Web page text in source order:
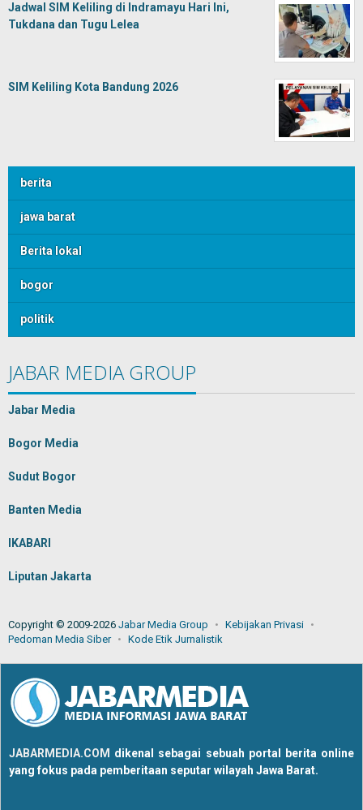
Jadwal SIM Keliling di Indramayu Hari Ini,
Tukdana dan Tugu Lelea
SIM Keliling Kota Bandung 2026
berita
jawa barat
Berita lokal
bogor
politik
JABAR MEDIA GROUP
Jabar Media
Bogor Media
Sudut Bogor
Banten Media
IKABARI
Liputan Jakarta
Copyright © 2009-2026 Jabar Media Group
Kebijakan Privasi
Pedoman Media Siber
Kode Etik Jurnalistik
JABARMEDIA.COM dikenal sebagai sebuah portal berita online
yang fokus pada pemberitaan seputar wilayah Jawa Barat.